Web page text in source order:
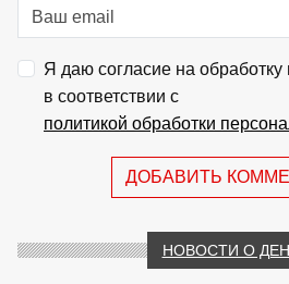
Я даю согласие на
в соответствии с
политикой обработки
ДОБАВИТЬ
НОВОСТИ О